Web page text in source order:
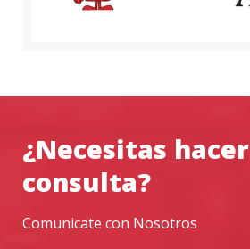
¿Necesitas hacer
consulta?
Comunicate con Nosotros